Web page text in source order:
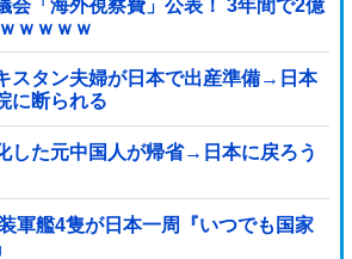
外視察費」公表！ 3年間で2億
ｗｗｗｗ
スタン夫婦が日本で出産準備→日本
に断られる
した元中国人が帰省→日本に戻ろう
軍艦4隻が日本一周『いつでも国家